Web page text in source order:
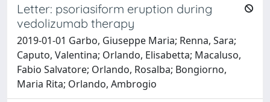
Letter: psoriasiform eruption during
vedolizumab therapy
2019-01-01 Garbo, Giuseppe Maria; Renna, Sara;
Caputo, Valentina; Orlando, Elisabetta; Macaluso,
Fabio Salvatore; Orlando, Rosalba; Bongiorno,
Maria Rita; Orlando, Ambrogio